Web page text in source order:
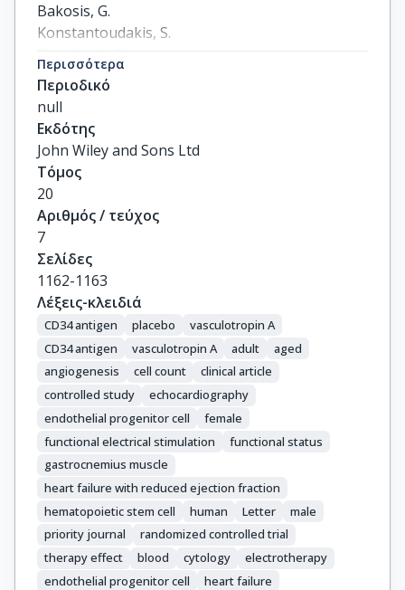
Bakosis, G.
Konstantoudakis, S.
Trogkanis, E.
Papingiotis, G.
Hatziagelaki, E.
Ikonomidis, I.
Karavidas, A.
Filippatos, G.
Parissis, J.
Περισσότερα
Περιοδικό
null
Εκδότης
John Wiley and Sons Ltd
Τόμος
20
Αριθμός / τεύχος
7
Σελίδες
1162-1163
Λέξεις-κλειδιά
CD34 antigen placebo
vasculotropin A
CD34 antigen
vasculotropin A adult
aged
angiogenesis
cell count
clinical article
controlled study
echocardiography
endothelial progenitor cell
female
functional electrical stimulation
functional status
gastrocnemius muscle
heart failure with reduced ejection fraction
hematopoietic stem cell
human Letter
male
priority journal
randomized controlled trial
therapy effect
blood cytology
electrotherapy
endothelial progenitor cell
heart failure